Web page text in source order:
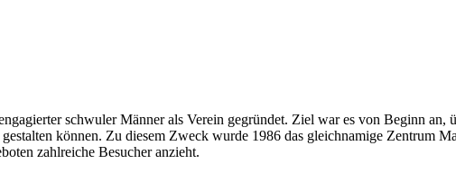
schwuler Männer als Verein gegründet. Ziel war es von Beginn
können. Zu diesem Zweck wurde 1986 das gleichnamige Zentrum
zahlreiche Besucher anzieht.